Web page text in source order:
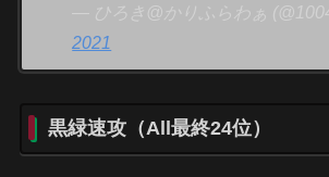
— ひろき@かりふらわぁ
2021
黒緑速攻（All最終24位）